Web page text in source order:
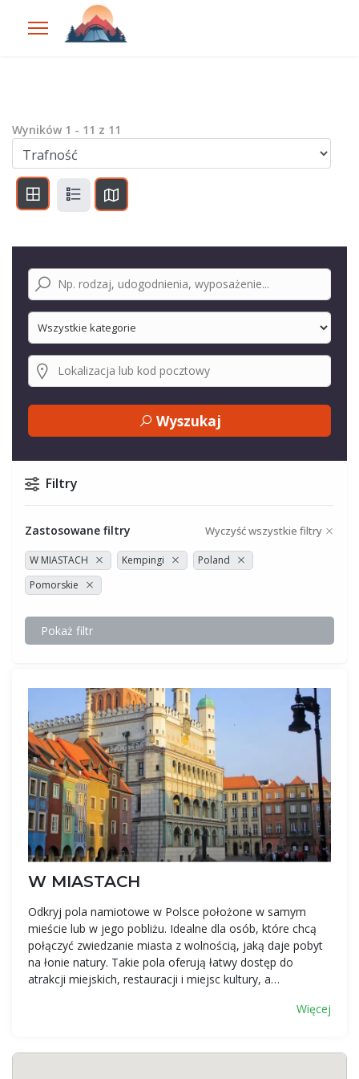
Wyników 1 - 11 z 11
Wyszukaj
Filtry
Zastosowane filtry Wyczyść wszystkie filtry
W MIASTACH Kempingi
Poland
Pomorskie
Pokaż filtr
W MIASTACH
Odkryj pola namiotowe w Polsce położone w samym
mieście lub w jego pobliżu. Idealne dla osób, które chcą
połączyć zwiedzanie miasta z wolnością, jaką daje pobyt
na łonie natury. Takie pola oferują łatwy dostęp do
atrakcji miejskich, restauracji i miejsc kultury, a…
Więcej